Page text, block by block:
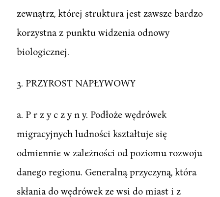
zewnątrz, której struktura jest zawsze bardzo
korzystna z punktu widzenia odnowy
biologicznej.
3. PRZYROST NAPŁYWOWY
a. P r z y c z y n y. Podłoże wędrówek
migracyjnych ludności kształtuje się
odmiennie w zależności od poziomu rozwoju
danego regionu. Generalną przyczyną, która
skłania do wędrówek ze wsi do miast i z